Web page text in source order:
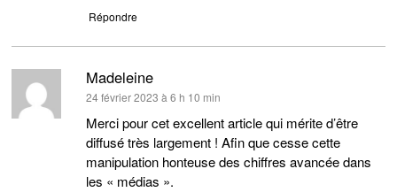
Répondre
Madeleine
dit :
24 février 2023 à 6 h 10 min
Merci pour cet excellent article qui mérite d’être
diffusé très largement ! Afin que cesse cette
manipulation honteuse des chiffres avancée dans
les « médias ».